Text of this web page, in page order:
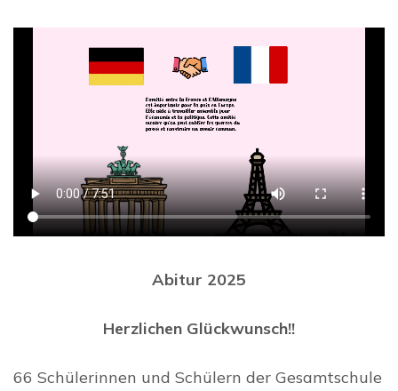
Abitur 2025
Herzlichen Glückwunsch!!
66 Schülerinnen und Schülern der Gesamtschule